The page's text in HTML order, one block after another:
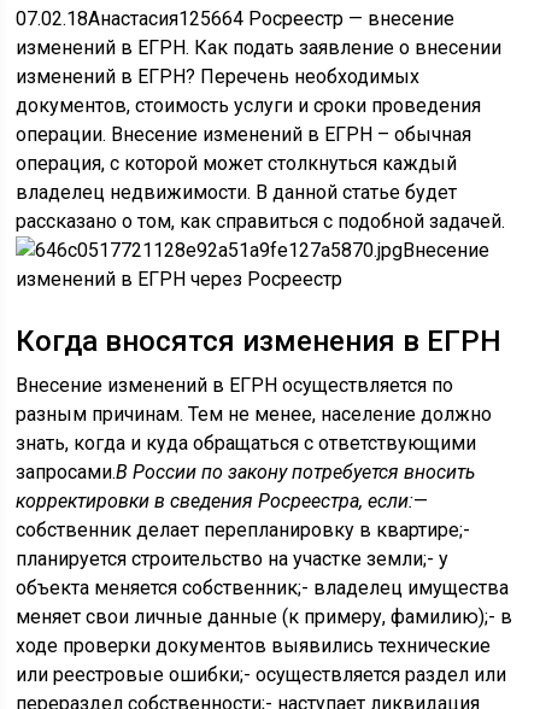
07.02.18Анастасия125664 Росреестр — внесение
изменений в ЕГРН. Как подать заявление о внесении
изменений в ЕГРН? Перечень необходимых
документов, стоимость услуги и сроки проведения
операции. Внесение изменений в ЕГРН – обычная
операция, с которой может столкнуться каждый
владелец недвижимости. В данной статье будет
рассказано о том, как справиться с подобной задачей.
Внесение
изменений в ЕГРН через Росреестр
Когда вносятся изменения в ЕГРН
Внесение изменений в ЕГРН осуществляется по
разным причинам. Тем не менее, население должно
знать, когда и куда обращаться с ответствующими
запросами.В России по закону потребуется вносить
корректировки в сведения Росреестра, если:—
собственник делает перепланировку в квартире;-
планируется строительство на участке земли;- у
объекта меняется собственник;- владелец имущества
меняет свои личные данные (к примеру, фамилию);- в
ходе проверки документов выявились технические
или реестровые ошибки;- осуществляется раздел или
перераздел собственности;- наступает ликвидация